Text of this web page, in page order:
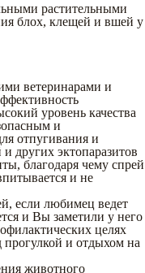
растительными
блох, клещей и вшей у
ветеринарами и
уровень качества
и
отпугивания и
других эктопаразитов
благодаря чему спрей
и не
если любимец ведет
и Вы заметили у него
целях
прогулкой и отдыхом на
животного